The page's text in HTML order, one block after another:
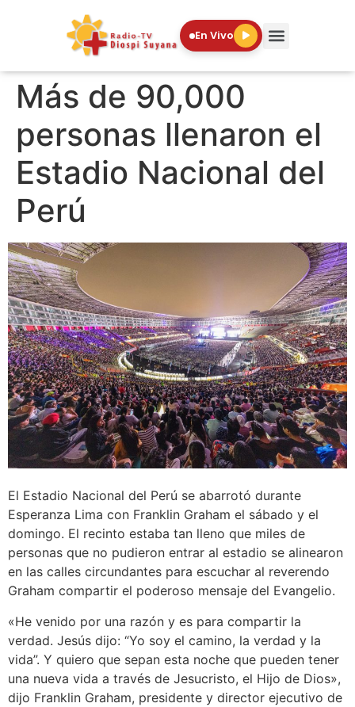
En Vivo
Más de 90,000
personas llenaron el
Estadio Nacional del
Perú
El Estadio Nacional del Perú se abarrotó durante
Esperanza Lima con Franklin Graham el sábado y el
domingo. El recinto estaba tan lleno que miles de
personas que no pudieron entrar al estadio se alinearon
en las calles circundantes para escuchar al reverendo
Graham compartir el poderoso mensaje del Evangelio.
«He venido por una razón y es para compartir la
verdad. Jesús dijo: “Yo soy el camino, la verdad y la
vida”. Y quiero que sepan esta noche que pueden tener
una nueva vida a través de Jesucristo, el Hijo de Dios»,
dijo Franklin Graham, presidente y director ejecutivo de